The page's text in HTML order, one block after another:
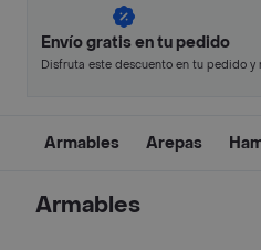
Envío gratis en tu pedido
Disfruta este descuento en tu pedido y
Armables Arepas
Armables